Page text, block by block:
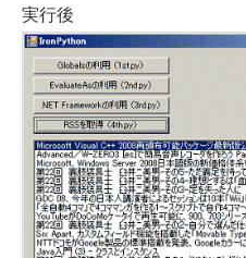
実行後